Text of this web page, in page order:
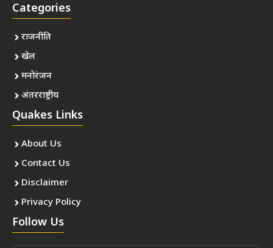
Categories
राजनीति
खेल
मनोरंजन
अंतरराष्ट्रीय
Quakes Links
About Us
Contact Us
Disclaimer
Privacy Policy
Follow Us